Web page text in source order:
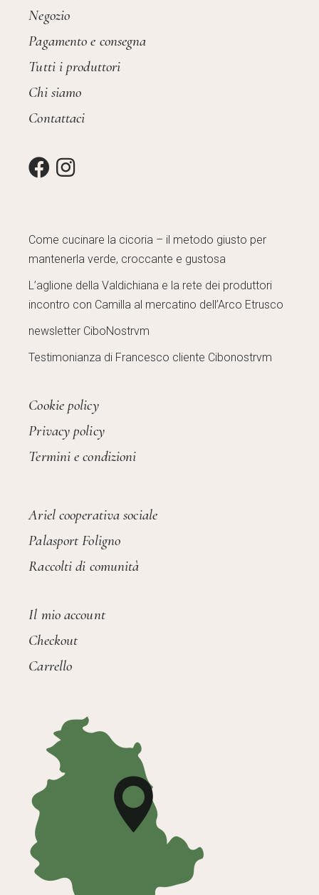
Negozio
Pagamento e consegna
Tutti i produttori
Chi siamo
Contattaci
Come cucinare la cicoria – il metodo giusto per
mantenerla verde, croccante e gustosa
L’aglione della Valdichiana e la rete dei produttori
incontro con Camilla al mercatino dell’Arco Etrusco
newsletter CiboNostrvm
Testimonianza di Francesco cliente Cibonostrvm
Cookie policy
Privacy policy
Termini e condizioni
Ariel cooperativa sociale
Palasport Foligno
Raccolti di comunità
Il mio account
Checkout
Carrello